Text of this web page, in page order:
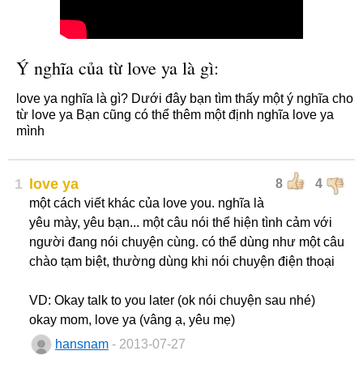
Ý nghĩa của từ love ya là gì:
love ya nghĩa là gì? Dưới đây bạn tìm thấy một ý nghĩa cho
từ love ya Bạn cũng có thể thêm một định nghĩa love ya
mình
1 8 4
love ya
một cách viết khác của love you. nghĩa là
yêu mày, yêu bạn... một câu nói thể hiện tình cảm với
người đang nói chuyện cùng. có thể dùng như một câu
chào tạm biệt, thường dùng khi nói chuyện điện thoại
VD: Okay talk to you later (ok nói chuyện sau nhé)
okay mom, love ya (vâng ạ, yêu mẹ)
hansnam - 2013-07-27